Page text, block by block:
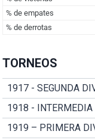
TORNEOS
1917 - SEGUNDA
1918 - INTERMEDIA
1919 – PRIMERA